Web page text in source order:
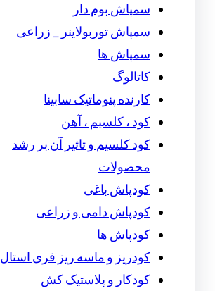
سمپاش بوم دار
سمپاش توربولاینر _ زراعی
سمپاش ها
کاتالوگ
کارنده پنوماتیک سابینا
کود ، کلسیم ، آهن
کود کلسیم و تاثیر آن بر رشد
محصولات
کودپاش باغی
کودپاش دامی و زراعی
کودپاش ها
کودریز و ماسه ریز فری استال
کودکار و پلاستیک کش